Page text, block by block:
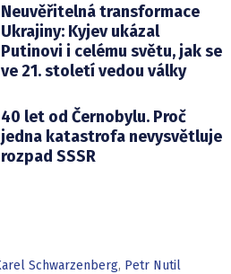
Neuvěřitelná transformace
Ukrajiny: Kyjev ukázal
Putinovi i celému světu, jak se
ve 21. století vedou války
40 let od Černobylu. Proč
jedna katastrofa nevysvětluje
rozpad SSSR
Schwarzenberg, Petr Nutil